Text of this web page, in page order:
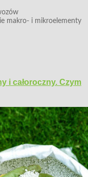
makro- i mikroelementy
i całoroczny. Czym